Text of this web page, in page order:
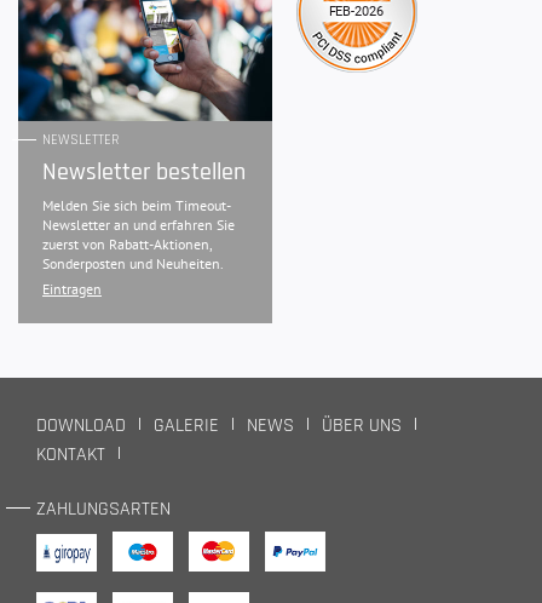
NEWSLETTER
Newsletter bestellen
Melden Sie sich beim Timeout-
Newsletter an und erfahren Sie
zuerst von Rabatt-Aktionen,
Sonderposten und Neuheiten.
Eintragen
DOWNLOAD GALERIE NEWS
ÜBER UNS
KONTAKT
ZAHLUNGSARTEN